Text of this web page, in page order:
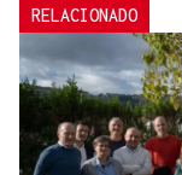
RELACIONADO